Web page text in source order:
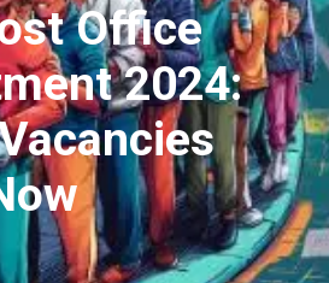
Office
2024: